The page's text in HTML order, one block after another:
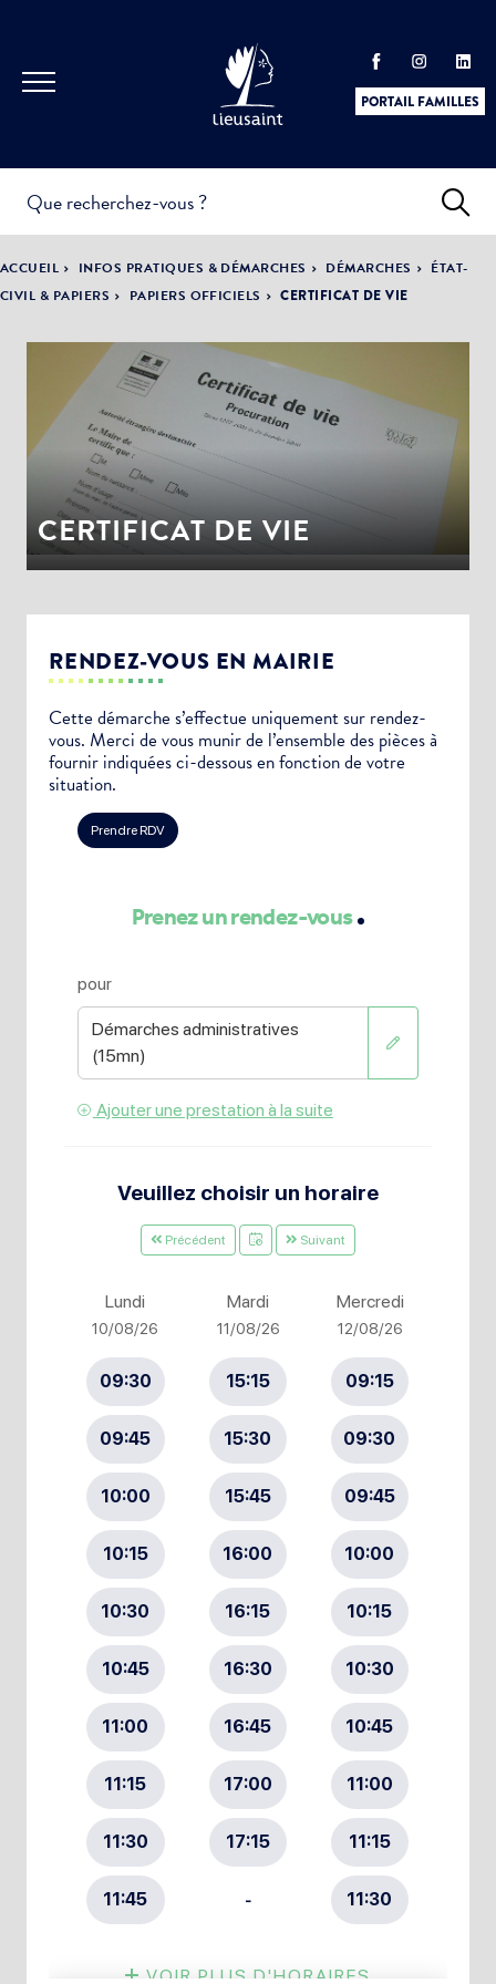
PORTAIL FAMILLES
PRATIQUES &
DÉMARCHES
ACTUALITÉS &
ÉVÈNEMENTS
DÉMOCRATIE
PARTICIPATIVE
ACCUEIL INFOS PRATIQUES & DÉMARCHES DÉMARCHES
ÉTAT-
CIVIL & PAPIERS
PAPIERS OFFICIELS CERTIFICAT DE VIE
CERTIFICAT DE VIE
RENDEZ-VOUS EN MAIRIE
Cette démarche s’effectue uniquement sur rendez-
vous. Merci de vous munir de l’ensemble des pièces à
fournir indiquées ci-dessous en fonction de votre
situation.